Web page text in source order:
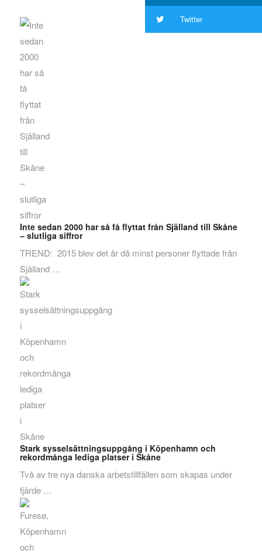
Inte sedan 2000 har så få flyttat från Själland till Skåne
– slutliga siffror
TREND: 2015 blev det år då minst personer flyttade från
Själland …
Stark sysselsättningsuppgång i Köpenhamn och
rekordmånga lediga platser i Skåne
Två av tre nya danska arbetstillfällen som skapas under
fjärde …
Twitter